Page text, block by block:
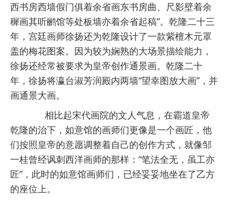
西书房西墙假门俱着余省画东书房曲、尺影壁着余
穉画其听鹂馆等处板墙亦着余省起稿”。乾隆二十三
年，宫廷画师徐扬还为乾隆设计了一款紫檀木元罩
盖的梅花图案。因为较为娴熟的大场景描绘能力，
徐扬还经常被要求为皇帝创作通景画。乾隆二十
年，徐扬将瀛台淑芳润殿内两墙“望幸图放大画”，并
画通景大画。
相比起宋代画院的文人气息，在霸道皇帝
乾隆的治下，如意馆的画师们更像是一个画匠，他
们按照皇帝的意愿调整着自己的创作方式，就像邹
一桂曾经讽刺西洋画师的那样：“笔法全无，虽工亦
匠”，此时的如意馆画师们，已经妥妥地坐在了乙方
的座位上。